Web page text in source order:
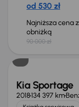
od 530 zł
Najniższa cena
obniżką
90 000 zł
Kia Sportage
2018134 397 km